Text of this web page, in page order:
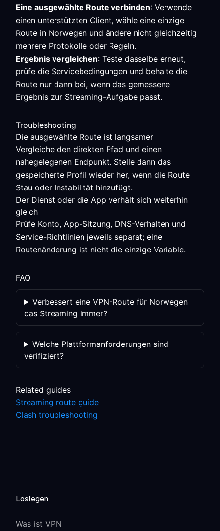
Eine ausgewählte Route verbinden: Verwende
einen unterstützten Client, wähle eine einzige
Route in Norwegen und ändere nicht gleichzeitig
mehrere Protokolle oder Regeln.
Ergebnis vergleichen: Teste dasselbe erneut,
prüfe die Servicebedingungen und behalte die
Route nur dann bei, wenn das gemessene
Ergebnis zur Streaming-Aufgabe passt.
Troubleshooting
Die ausgewählte Route ist langsamer
Vergleiche den direkten Pfad und einen
nahegelegenen Endpunkt. Stelle dann das
gespeicherte Profil wieder her, wenn die Route
Stau oder Instabilität hinzufügt.
Der Dienst oder die App verhält sich weiterhin
gleich
Prüfe Konto, App-Sitzung, DNS-Verhalten und
Service-Richtlinien jeweils separat; eine
Routenänderung ist nicht die einzige Variable.
FAQ
Verbessert eine VPN-Route für Norwegen
das Streaming immer?
Welche Plattformanforderungen sind
verifiziert?
Related guides
Streaming route guide
Clash troubleshooting
Loslegen
Was ist VPN